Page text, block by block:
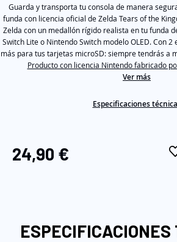
de
imágenes
stars,
average
rating
value.
Read
a
Review.
Guarda y transporta tu consola de manera
funda con licencia oficial de Zelda Tears of the
Zelda con un medallón rígido realista en tu funda
Switch Lite o Nintendo Switch modelo OLED. Con
más para tus tarjetas microSD: siempre tendrás a
Producto con licencia Nintendo fabricado
Ver más
Especificaciones
24,90 €